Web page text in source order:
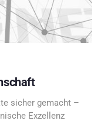
sicher gemacht –
Exzellenz